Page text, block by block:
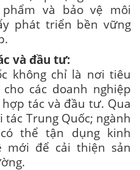
và bảo vệ môi
phát triển bền vững
và đầu tư:
không chỉ là nơi tiêu
các doanh nghiệp
tác và đầu tư. Qua
tác Trung Quốc; ngành
thể tận dụng kinh
mới để cải thiện sản